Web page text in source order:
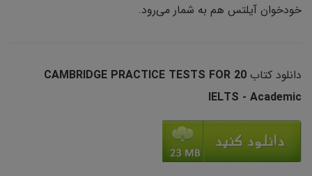
خودخوان آیلتس هم به شمار می‌رود.
دانلود کتاب 20
CAMBRIDGE PRACTICE TESTS FOR
IELTS - Academic